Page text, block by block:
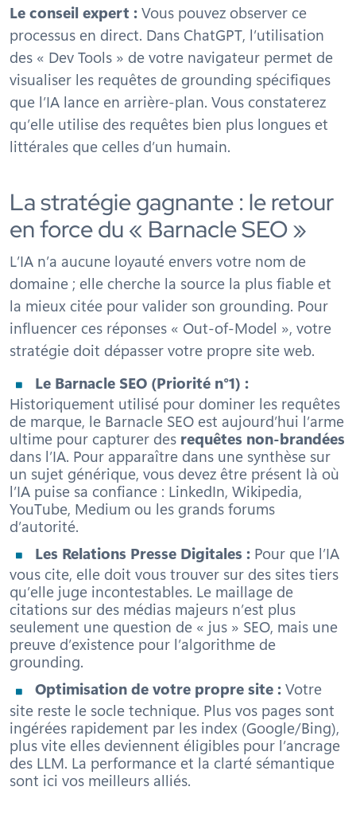
Le conseil expert :Vous pouvez observer ce
processus en direct. Dans ChatGPT, l’utilisation
des « Dev Tools » de votre navigateur permet de
visualiser les requêtes de grounding spécifiques
que l’IA lance en arrière-plan. Vous constaterez
qu’elle utilise des requêtes bien plus longues et
littérales que celles d’un humain.
La stratégie gagnante : le retour
en force du « Barnacle SEO »
L’IA n’a aucune loyauté envers votre nom de
domaine ; elle cherche la source la plus fiable et
la mieux citée pour valider son grounding. Pour
influencer ces réponses « Out-of-Model », votre
stratégie doit dépasser votre propre site web.
Le Barnacle SEO (Priorité n°1) :
Historiquement utilisé pour dominer les requêtes
de marque, le Barnacle SEO est aujourd’hui l’arme
ultime pour capturer des requêtes non-brandées
dans l’IA. Pour apparaître dans une synthèse sur
un sujet générique, vous devez être présent là où
l’IA puise sa confiance : LinkedIn, Wikipedia,
YouTube, Medium ou les grands forums
d’autorité.
Les Relations Presse Digitales : Pour que l’IA
vous cite, elle doit vous trouver sur des sites tiers
qu’elle juge incontestables. Le maillage de
citations sur des médias majeurs n’est plus
seulement une question de « jus » SEO, mais une
preuve d’existence pour l’algorithme de
grounding.
Optimisation de votre propre site :Votre
site reste le socle technique. Plus vos pages sont
ingérées rapidement par les index (Google/Bing),
plus vite elles deviennent éligibles pour l’ancrage
des LLM. La performance et la clarté sémantique
sont ici vos meilleurs alliés.